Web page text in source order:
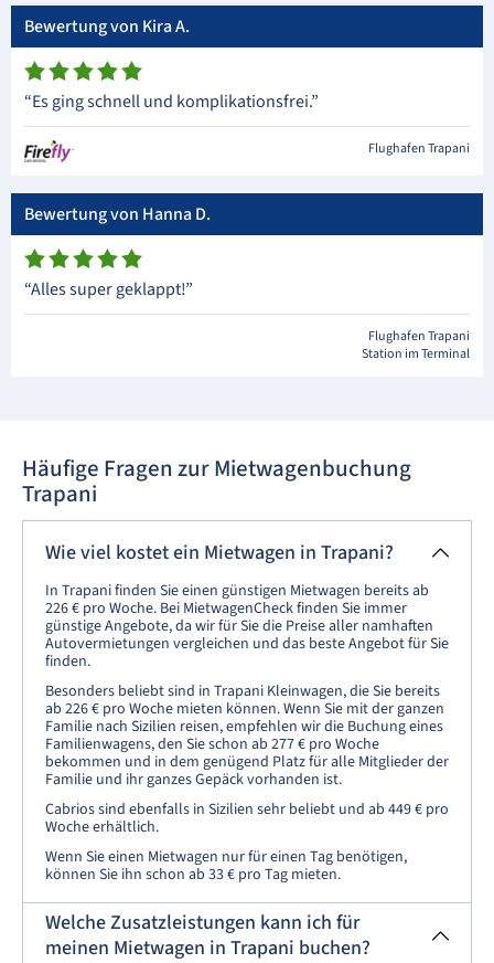
Bewertung von Kira A.
“Es ging schnell und komplikationsfrei.”
Flughafen Trapani
Bewertung von Hanna D.
“Alles super geklappt!”
Flughafen Trapani
Station im Terminal
Häufige Fragen zur Mietwagenbuchung
Trapani
Wie viel kostet ein Mietwagen in Trapani?
In Trapani finden Sie einen günstigen Mietwagen bereits ab
226 € pro Woche. Bei MietwagenCheck finden Sie immer
günstige Angebote, da wir für Sie die Preise aller namhaften
Autovermietungen vergleichen und das beste Angebot für Sie
finden.
Besonders beliebt sind in Trapani Kleinwagen, die Sie bereits
ab 226 € pro Woche mieten können. Wenn Sie mit der ganzen
Familie nach Sizilien reisen, empfehlen wir die Buchung eines
Familienwagens, den Sie schon ab 277 € pro Woche
bekommen und in dem genügend Platz für alle Mitglieder der
Familie und ihr ganzes Gepäck vorhanden ist.
Cabrios sind ebenfalls in Sizilien sehr beliebt und ab 449 € pro
Woche erhältlich.
Wenn Sie einen Mietwagen nur für einen Tag benötigen,
können Sie ihn schon ab 33 € pro Tag mieten.
Welche Zusatzleistungen kann ich für
meinen Mietwagen in Trapani buchen?